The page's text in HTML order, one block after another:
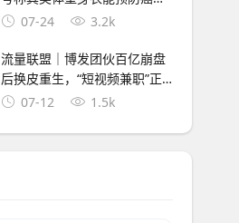
症，标价高达六七千元
07-24 3.2k
流量联盟｜博发团伙百亿崩盘
后换皮重生，“短视频兼职”正
在收割想做副业的你
07-12 1.5k